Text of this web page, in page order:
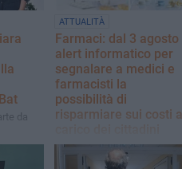
da
ATTUALITÀ
Farmaci: dal 3 agosto
alert informatico per
segnalare a medici e
farmacisti la
possibilità di
risparmiare sui costi a
Messo a punto un nuovo
avviso automatico nel SIST,